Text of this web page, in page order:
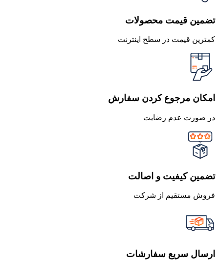
تضمین قیمت محصولات
کمترین قیمت در سطح اینترنت
امکان مرجوع کردن سفارش
در صورت عدم رضایت
تضمین کیفیت و اصالت
فروش مستقیم از شرکت
ارسال سریع سفارشات